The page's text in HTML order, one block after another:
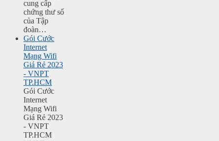
cung cấp
chứng thư số
của Tập
đoàn…
Gói Cước
Internet
Mạng Wifi
Giá Rẻ 2023
- VNPT
TP.HCM
Gói Cước
Internet
Mạng Wifi
Giá Rẻ 2023
- VNPT
TP.HCM